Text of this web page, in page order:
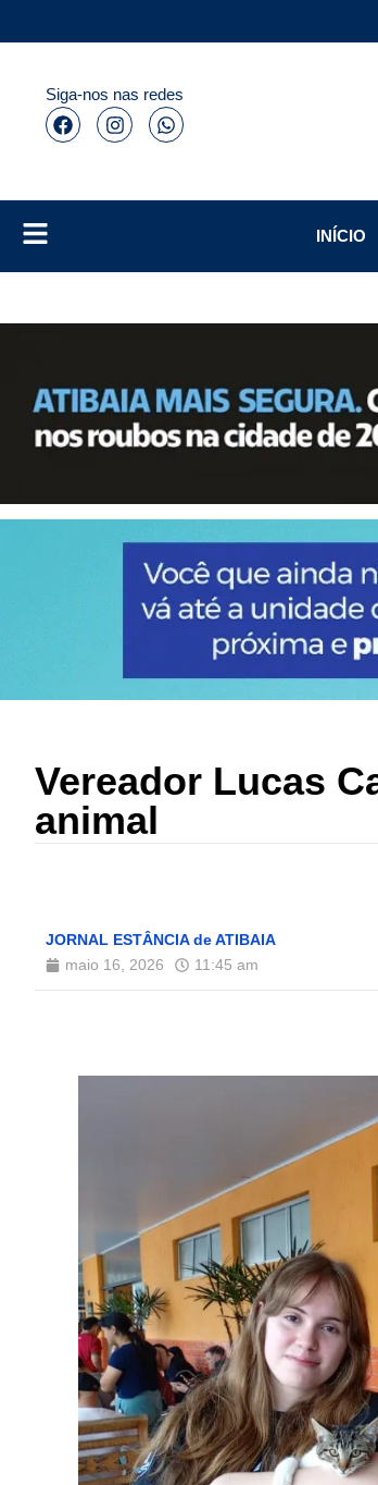
Siga-nos nas redes
INÍCIO
Vereador Lucas
animal
JORNAL ESTÂNCIA de ATIBAIA
maio 16, 2026
11:45 am